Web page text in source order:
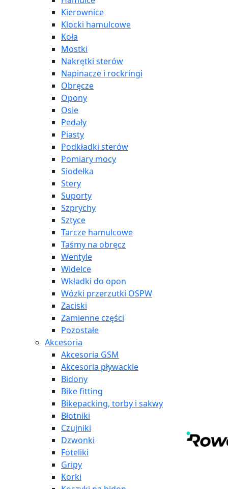
Kierownice
Klocki hamulcowe
Koła
Mostki
Nakrętki sterów
Napinacze i rockringi
Obręcze
Opony
Osie
Pedały
Piasty
Podkładki sterów
Pomiary mocy
Siodełka
Stery
Suporty
Szprychy
Sztyce
Tarcze hamulcowe
Taśmy na obręcz
Wentyle
Widelce
Wkładki do opon
Wózki przerzutki OSPW
Zaciski
Zamienne części
Pozostałe
Akcesoria
Akcesoria GSM
Akcesoria pływackie
Bidony
Bike fitting
Bikepacking, torby i sakwy
Błotniki
Czujniki
Dzwonki
Foteliki
Gripy
Korki